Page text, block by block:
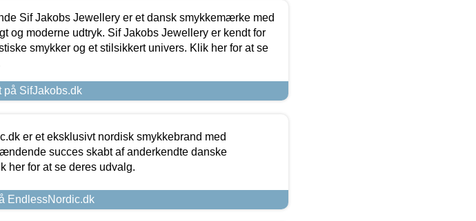
Sif Jakobs Jewellery er et dansk smykkemærke med
og moderne udtryk. Sif Jakobs Jewellery er kendt for
smykker og et stilsikkert univers. Klik her for at se
på SifJakobs.dk
er et eksklusivt nordisk smykkebrand med
succes skabt af anderkendte danske
her for at se deres udvalg.
EndlessNordic.dk